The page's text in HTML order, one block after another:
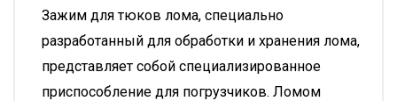
Зажим для тюков лома, специально
разработанный для обработки и хранения лома,
представляет собой специализированное
приспособление для погрузчиков. Ломом